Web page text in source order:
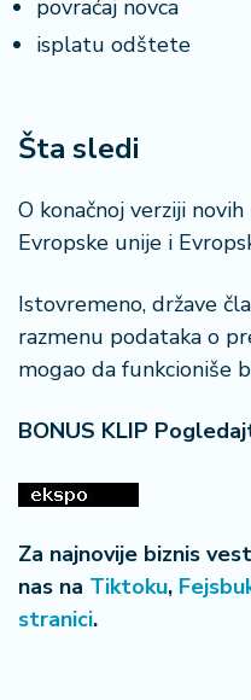
povraćaj novca
isplatu odštete
Šta sledi
O konačnoj verziji
Evropske unije i
Istovremeno, države
razmenu podataka o
mogao da funkcioniše
BONUS KLIP
Za najnovije biznis
nas na Tiktoku,
stranici.